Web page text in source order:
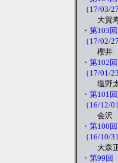
（17/03/27
大賀寿
・ 第103回
（17/02/27
櫻井
・ 第102回
（17/01/23
塩野太
・ 第101回
（16/12/01
会沢
・ 第100回
（16/10/31
大森正
・ 第99回